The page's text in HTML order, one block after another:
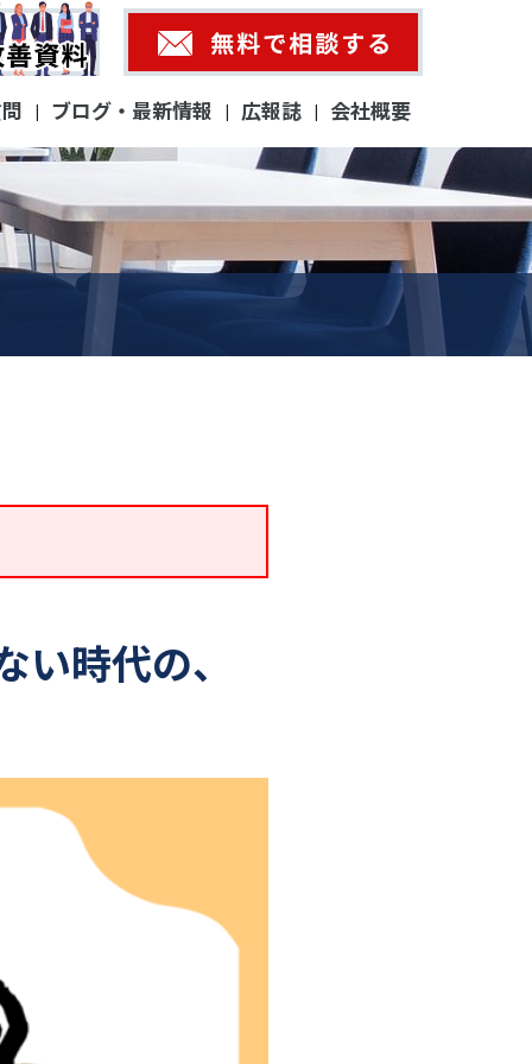
| ブログ・最新情報 | 広報誌 | 会社概要
時代の、